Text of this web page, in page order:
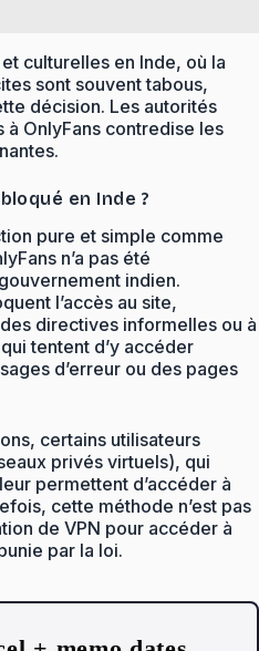
culturelles en Inde, où la
sont souvent tabous,
décision. Les autorités
à OnlyFans contredise les
en Inde ?
pure et simple comme
n’a pas été
indien.
l’accès au site,
directives informelles ou à
tentent d’y accéder
d’erreur ou des pages
certains utilisateurs
privés virtuels), qui
permettent d’accéder à
cette méthode n’est pas
de VPN pour accéder à
par la loi.